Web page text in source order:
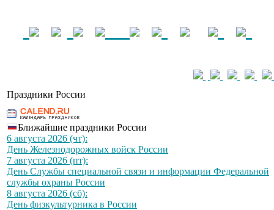
Праздники России
Ближайшие праздники России
6 августа 2026 (чт):
День Железнодорожных войск России
7 августа 2026 (пт):
День Службы специальной связи и информации Федеральной
службы охраны России
8 августа 2026 (сб):
День физкультурника в России